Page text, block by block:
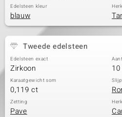
Edelsteen kleur
blauw
Tweede edelsteen
Edelsteen exact
Zirkoon
Karaatgewicht som
0,119 ct
Zetting
Pave